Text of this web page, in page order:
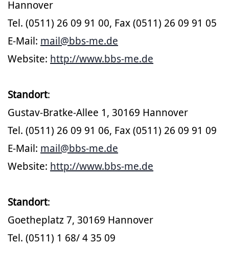
Hannover
Tel. (0511) 26 09 91 00, Fax (0511) 26 09 91 05
E-Mail: mail@bbs-me.de
Website: http://www.bbs-me.de
Standort:
Gustav-Bratke-Allee 1, 30169 Hannover
Tel. (0511) 26 09 91 06, Fax (0511) 26 09 91 09
E-Mail: mail@bbs-me.de
Website: http://www.bbs-me.de
Standort:
Goetheplatz 7, 30169 Hannover
Tel. (0511) 1 68/ 4 35 09